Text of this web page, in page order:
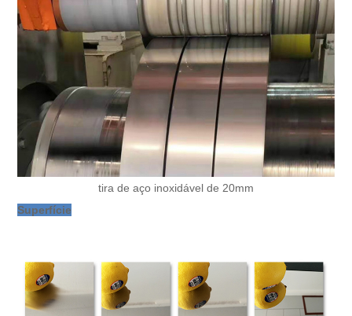
tira de aço inoxidável de 20mm
Superfície